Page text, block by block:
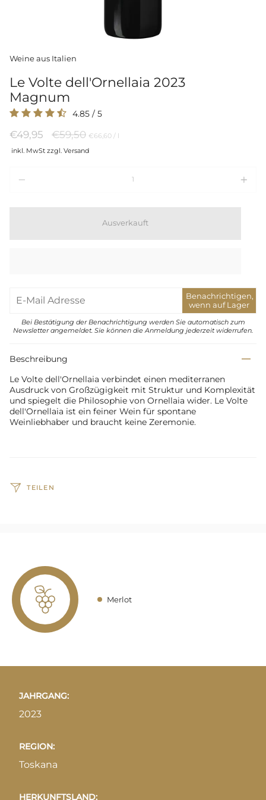
Weine aus Italien
Le Volte dell'Ornellaia 2023
Magnum
4.85 / 5
€49,95
Regulärer
Preis
€59,50 Preis
Einheit
€66,60 /per
l
inkl. MwSt zzgl. Versand
Ausverkauft
Benachrichtigen,
wenn auf Lager
Bei Bestätigung der Benachrichtigung werden Sie automatisch zum
Newsletter angemeldet. Sie können die Anmeldung jederzeit widerrufen.
Beschreibung
Le Volte dell'Ornellaia verbindet einen mediterranen
Ausdruck von Großzügigkeit mit Struktur und Komplexität
und spiegelt die Philosophie von Ornellaia wider. Le Volte
dell'Ornellaia ist ein feiner Wein für spontane
Weinliebhaber und braucht keine Zeremonie.
TEILEN
Merlot
JAHRGANG:
2023
REGION:
Toskana
HERKUNFTSLAND: